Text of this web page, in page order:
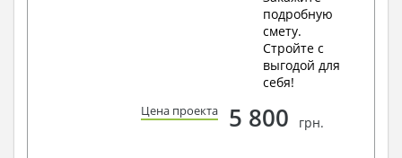
подробную
смету.
Стройте с
выгодой для
себя!
Цена проекта 5 800 грн.